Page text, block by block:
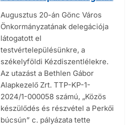
Augusztus 20-án Gönc Város
Önkormányzatának delegációja
látogatott el
testvértelepülésünkre, a
székelyföldi Kézdiszentlélekre.
Az utazást a Bethlen Gábor
Alapkezelő Zrt. TTP-KP-1-
2024/1-000058 számú, „Közös
készülődés és részvétel a Perkői
búcsún” c. pályázata tette